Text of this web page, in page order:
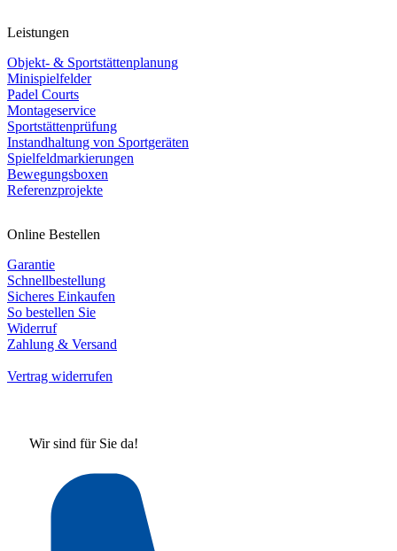
Leistungen
Objekt- & Sportstättenplanung
Minispielfelder
Padel Courts
Montageservice
Sportstättenprüfung
Instandhaltung von Sportgeräten
Spielfeldmarkierungen
Bewegungsboxen
Referenzprojekte
Online Bestellen
Garantie
Schnellbestellung
Sicheres Einkaufen
So bestellen Sie
Widerruf
Zahlung & Versand
Vertrag widerrufen
Wir sind für Sie da!